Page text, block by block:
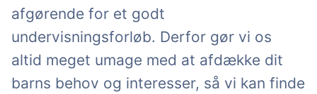
afgørende for et godt
undervisningsforløb. Derfor gør vi os
altid meget umage med at afdække dit
barns behov og interesser, så vi kan finde